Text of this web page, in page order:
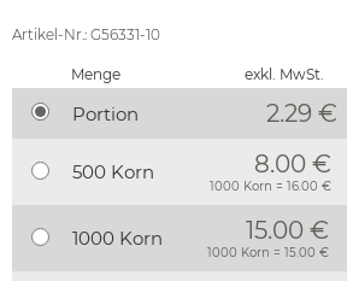
Artikel-Nr.: G56331-10
Menge exkl. MwSt.
Portion 2.29 €
500 Korn 8.00 €
1000 Korn = 16.00 €
1000 Korn 15.00 €
1000 Korn = 15.00 €